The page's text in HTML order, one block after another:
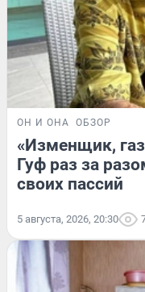
ОН И ОНА ОБЗОР
«Изменщик,
Гуф раз за
своих пассий
5 августа, 2026, 20:30